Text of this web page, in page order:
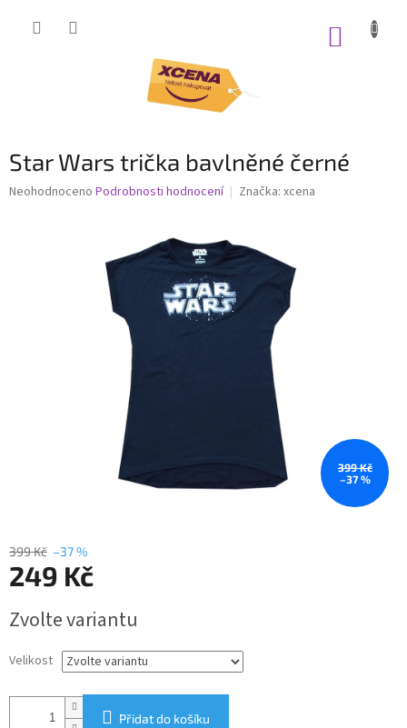
Star Wars trička bavlněné černé
Průměrné
Neohodnoceno Podrobnosti hodnocení Značka: xcena
399 Kč
–37 %
399 Kč –37 %
249 Kč
cena:
Zvolte variantu
Velikost
Přidat do košíku